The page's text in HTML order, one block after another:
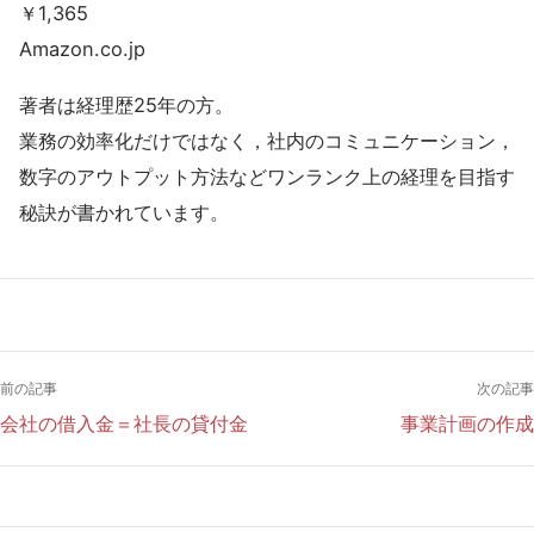
￥1,365
Amazon.co.jp
著者は経理歴25年の方。
業務の効率化だけではなく，社内のコミュニケーション，
数字のアウトプット方法などワンランク上の経理を目指す
秘訣が書かれています。
前の記事
会社の借入金＝社長の貸付金
次の記事
事業計画の作成